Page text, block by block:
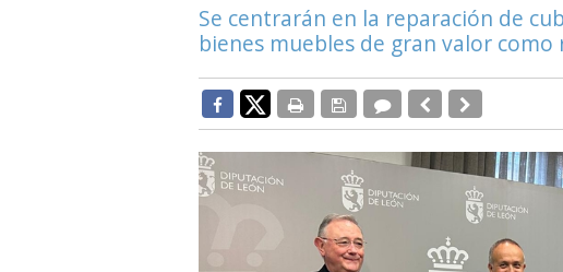
Se centrarán en la reparación de
bienes muebles de gran valor como